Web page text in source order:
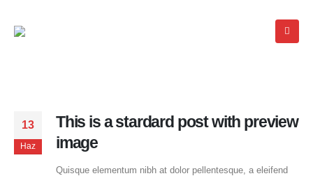
13
Haz
This is a stardard post with preview
image
Quisque elementum nibh at dolor pellentesque, a eleifend